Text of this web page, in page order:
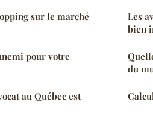
sur le marché
pour votre
au Québec est
Les
bien
du